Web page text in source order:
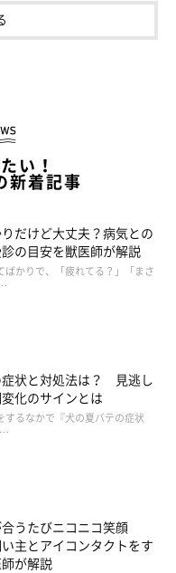
とはどのような法律で
内容～
犬）、年代別チ
ぶポイント
い！
新着記事
だけど大丈夫？病気との
の目安を獣医師が解説
ばかりで、「疲れてる？」「まさ
状と対処法は？ 見逃し
化のサインとは
するなかで『犬の夏バテの症状
…
うたびニコニコ笑顔
主とアイコンタクトをす
が解説